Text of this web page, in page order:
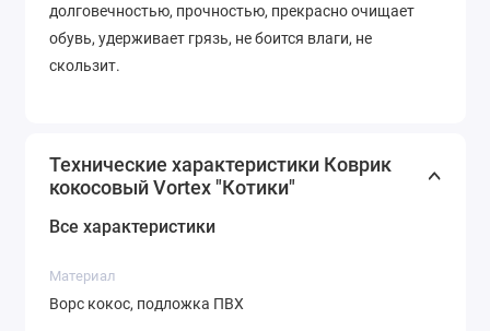
долговечностью, прочностью, прекрасно очищает
обувь, удерживает грязь, не боится влаги, не
скользит.
Технические характеристики Коврик
кокосовый Vortex "Котики"
Все характеристики
Материал
Ворс кокос, подложка ПВХ